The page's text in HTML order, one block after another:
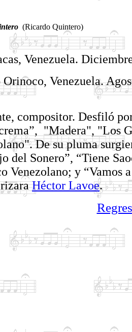
(Ricardo Quintero)
Venezuela.
Venezuela.
compositor. Desfiló
"Madera", "Los
De su pluma
del Sonero”, “Tiene
Venezolano; y “Vamos
Héctor Lavoe.